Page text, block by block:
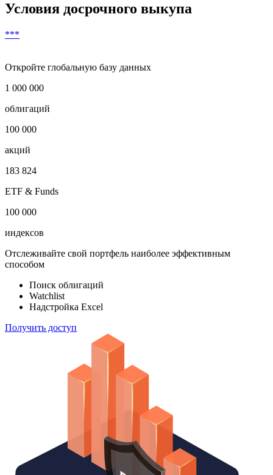
Условия досрочного выкупа
***
Откройте глобальную базу данных
1 000 000
облигаций
100 000
акций
183 824
ETF & Funds
100 000
индексов
Отслеживайте свой портфель наиболее эффективным
способом
Поиск облигаций
Watchlist
Надстройка Excel
Получить доступ